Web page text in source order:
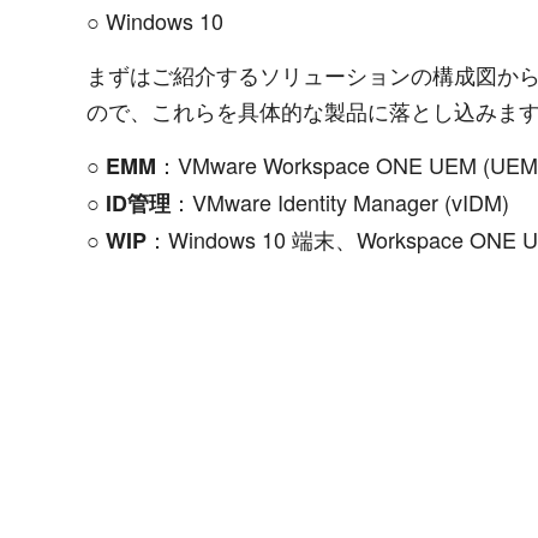
○ Windows 10
まずはご紹介するソリューションの構成図か
ので、これらを具体的な製品に落とし込みま
○ EMM ：VMware Workspace ONE UEM
○ ID管理 ：VMware Identity Manager (vIDM)
○ WIP ：Windows 10 端末、Workspace ONE